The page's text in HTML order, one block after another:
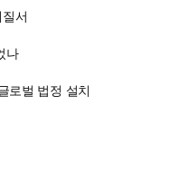
서
나
로벌 법정 설치